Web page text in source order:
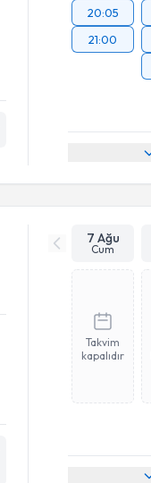
20:05
21:00
7 Ağu
Cum
Takvim
kapalıdır